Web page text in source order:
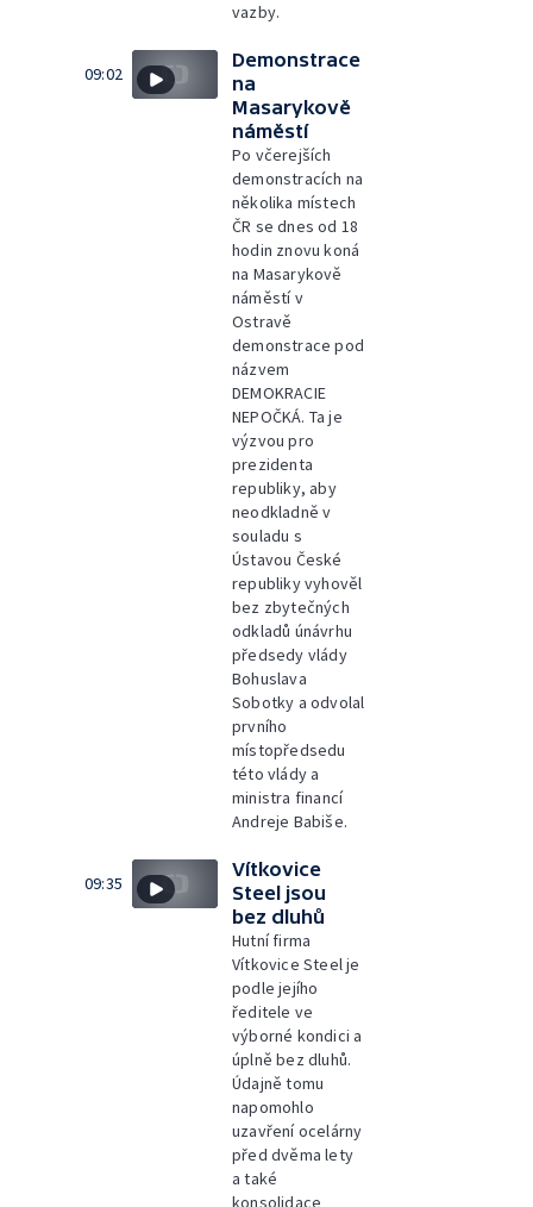
vazby.
09:02
Demonstrace
na
Masarykově
náměstí
Po včerejších
demonstracích na
několika místech
ČR se dnes od 18
hodin znovu koná
na Masarykově
náměstí v
Ostravě
demonstrace pod
názvem
DEMOKRACIE
NEPOČKÁ. Ta je
výzvou pro
prezidenta
republiky, aby
neodkladně v
souladu s
Ústavou České
republiky vyhověl
bez zbytečných
odkladů únávrhu
předsedy vlády
Bohuslava
Sobotky a odvolal
prvního
místopředsedu
této vlády a
ministra financí
Andreje Babiše.
09:35
Vítkovice
Steel jsou
bez dluhů
Hutní firma
Vítkovice Steel je
podle jejího
ředitele ve
výborné kondici a
úplně bez dluhů.
Údajně tomu
napomohlo
uzavření ocelárny
před dvěma lety
a také
konsolidace